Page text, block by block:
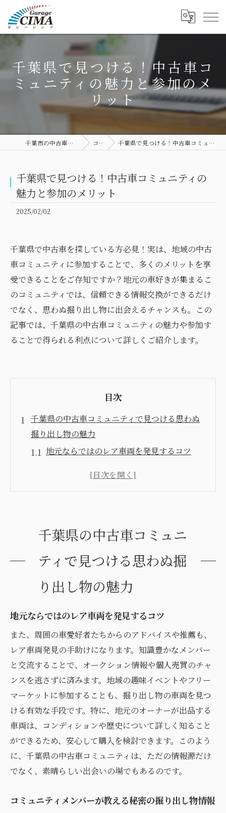
千葉県で見つける！中古車コ
ミュニティの魅力と参加のメ
リット
千葉市の中古車ならGarage CIMA コラム 千葉県で見つける！中古車コミュニティの魅力と参加のメリット
千葉県で見つける！中古車コミュニティの
魅力と参加のメリット
2025/02/02
千葉県で中古車を探している方必見！実は、地域の中古
車コミュニティに参加することで、多くのメリットを享
受できることをご存知ですか？地元の車好きが集まるこ
のコミュニティでは、信頼できる情報交換ができるだけ
でなく、思わぬ掘り出し物に出会えるチャンスも。この
記事では、千葉県の中古車コミュニティの魅力や参加す
ることで得られる利点について詳しくご紹介します。
目次
千葉県の中古車コミュニティで見つける思わぬ
掘り出し物の魅力
地元ならではのレア車両を発見するコツ
掘り出し物を手に入れるためのタイムリー
コミュニティ内で共有される貴重な中古車
リスト
競争を避けるための賢いコミュニティ活用
法
中古車選びの新常識！千葉県の車好きコミュニ
ティが果たす役割
地元コミュニティが誇る信頼の中古車選び
中古車選びの常識を覆す地元の知恵
コミュニティが提供する安心のサポート体
制
価格だけじゃない！品質保証の重要性
中古車選びに欠かせないコミュニティの存
在意義
地元の声を活かした賢い中古車選択法
信頼できる中古車情報を得るための千葉県コミ
千葉県の中古車コミュニ
ティで見つける思わぬ掘
り出し物の魅力
地元ならではのレア車両を発見するコツ
また、周囲の車愛好者たちからのアドバイスや推薦も、
レア車両発見の手助けになります。知識豊かなメンバー
と交流することで、オークション情報や個人売買のチャ
ンスを逃さずに済みます。地域の趣味イベントやフリー
マーケットに参加することも、掘り出し物の車両を見つ
ける有効な手段です。特に、地元のオーナーが出品する
車両は、コンディションや歴史について詳しく知ること
ができるため、安心して購入を検討できます。このよう
に、千葉県の中古車コミュニティは、ただの情報源だけ
でなく、素晴らしい出会いの場でもあるのです。
コミュニティメンバーが教える秘密の掘り出し物情報